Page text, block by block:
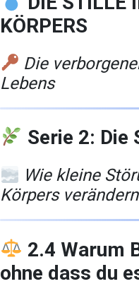
KÖRPERS
Die
Lebens
Serie 2: Die
Wie kleine
Körpers
2.4 Warum
ohne dass du